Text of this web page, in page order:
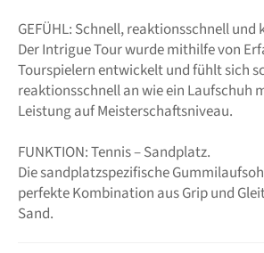
GEFÜHL: Schnell, reaktionsschnell
Der Intrigue Tour wurde mithilfe von
Tourspielern entwickelt und fühlt sich
reaktionsschnell an wie ein Laufschuh
Leistung auf Meisterschaftsniveau.
FUNKTION: Tennis – Sandplatz.
Die sandplatzspezifische
perfekte Kombination aus Grip und
Sand.